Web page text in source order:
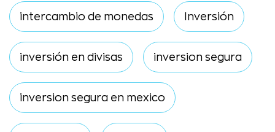
intercambio de monedas Inversión
inversión en divisas inversion segura
inversion segura en mexico